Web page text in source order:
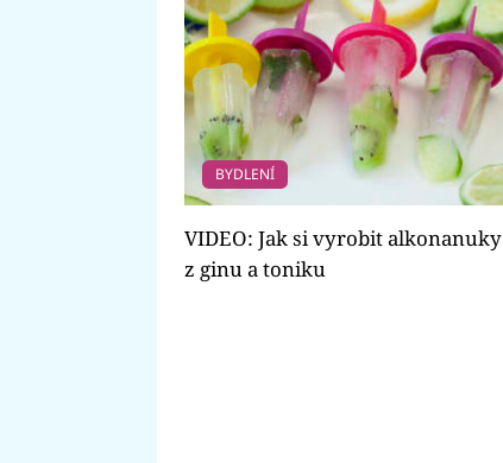
BYDLENÍ
VIDEO: Jak si vyrobit alkonanuky
z ginu a toniku